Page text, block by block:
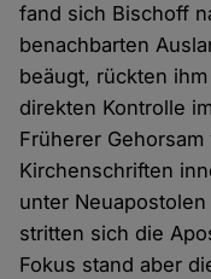
fand sich Bischoff
benachbarten
beäugt, rückten
direkten Kontrolle
Früherer
Kirchenschriften
unter
stritten sich die
Fokus stand aber